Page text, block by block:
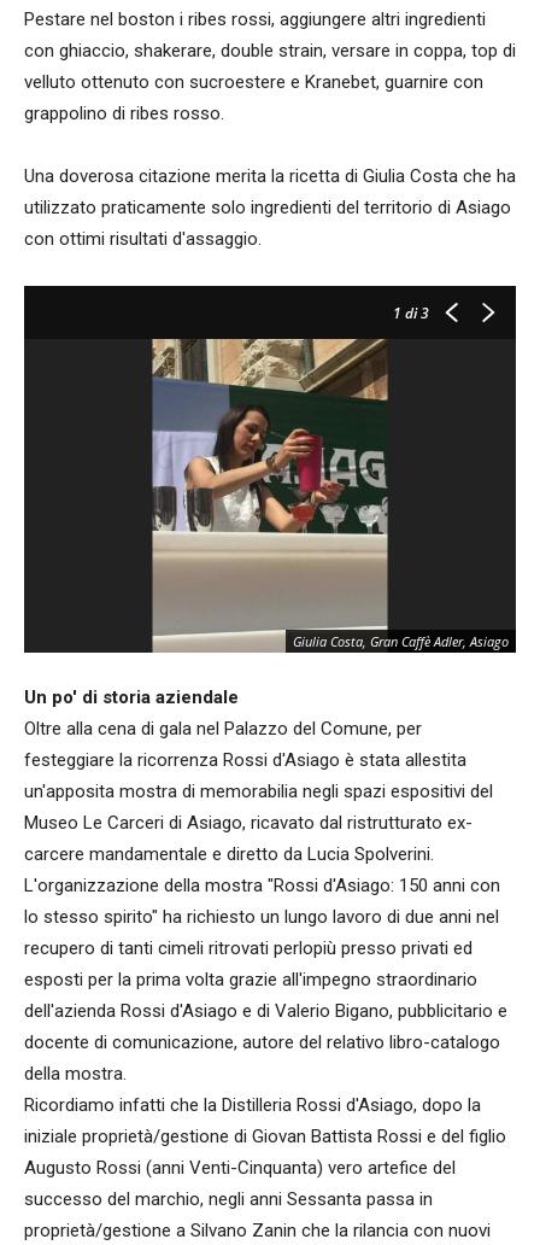
Pestare nel boston i ribes rossi, aggiungere altri ingredienti
con ghiaccio, shakerare, double strain, versare in coppa, top di
velluto ottenuto con sucroestere e Kranebet, guarnire con
grappolino di ribes rosso.
Una doverosa citazione merita la ricetta di Giulia Costa che ha
utilizzato praticamente solo ingredienti del territorio di Asiago
con ottimi risultati d'assaggio.
1 di 3
Giulia Costa, Gran Caffè Adler, Asiago
Un po' di storia aziendale
Oltre alla cena di gala nel Palazzo del Comune, per
festeggiare la ricorrenza Rossi d'Asiago è stata allestita
un'apposita mostra di memorabilia negli spazi espositivi del
Museo Le Carceri di Asiago, ricavato dal ristrutturato ex-
carcere mandamentale e diretto da Lucia Spolverini.
L'organizzazione della mostra "Rossi d'Asiago: 150 anni con
lo stesso spirito" ha richiesto un lungo lavoro di due anni nel
recupero di tanti cimeli ritrovati perlopiù presso privati ed
esposti per la prima volta grazie all'impegno straordinario
dell'azienda Rossi d'Asiago e di Valerio Bigano, pubblicitario e
docente di comunicazione, autore del relativo libro-catalogo
della mostra.
Ricordiamo infatti che la Distilleria Rossi d'Asiago, dopo la
iniziale proprietà/gestione di Giovan Battista Rossi e del figlio
Augusto Rossi (anni Venti-Cinquanta) vero artefice del
successo del marchio, negli anni Sessanta passa in
proprietà/gestione a Silvano Zanin che la rilancia con nuovi